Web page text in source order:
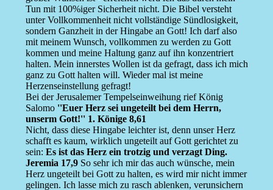
Tun mit 100%iger Sicherheit nicht. Die Bibel versteht
unter Vollkommenheit nicht vollständige Sündlosigkeit,
sondern Ganzheit in der Hingabe an Gott! Ich darf also
mit meinem Wunsch, vollkommen zu werden zu Gott
kommen und meine Haltung ganz auf ihn konzentriert
halten. Mein innerstes Wollen ist da gefragt, dass ich mich
ganz zu Gott halten will. Wieder mal ist meine
Herzenseinstellung gefragt!
Bei der Jerusalemer Tempelseinweihung rief König
Salomo ''Euer Herz sei ungeteilt bei dem Herrn,
unserm Gott!'' 1. Könige 8,61
Nicht, dass diese Hingabe leichter ist, denn unser Herz
schafft es kaum, wirklich ungeteilt auf Gott gerichtet zu
sein: Es ist das Herz ein trotzig und verzagt Ding.
Jeremia 17,9 So sehr ich mir das auch wünsche, mein
Herz ungeteilt bei Gott zu halten, es wird mir nicht immer
gelingen. Ich lasse mich zu rasch ablenken, verunsichern